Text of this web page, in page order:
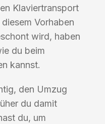
Klaviertransport
Vorhaben
wird, haben
du beim
kannst.
den Umzug
du damit
du, um